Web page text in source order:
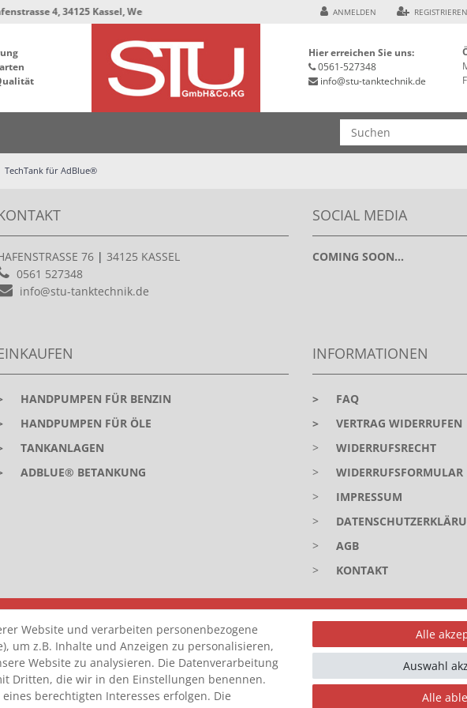
4, 34125 Kassel, Werkstatt und Lager bleiben in der Hafenstrasse 76, 34125 Kassel ***
ANMELDEN REGISTRIEREN
Hier erreichen Sie uns:
0561-527348
info@stu-tanktechnik.de
TechTank für AdBlue®
76 | 34125 KASSEL
0561 527348
info@stu-tanktechnik.de
SOCIAL MEDIA
COMING SOON...
HANDPUMPEN FÜR BENZIN
HANDPUMPEN FÜR ÖLE
TANKANLAGEN
ADBLUE® BETANKUNG
INFORMATIONEN
>
FAQ
>
VERTRAG WIDERRUFEN
>
WIDERRUFSRECHT
>
WIDERRUFSFORMULAR
>
IMPRESSUM
>
>
AGB
>
KONTAKT
Zahlungsarten
Website und verarbeiten personenbezogene
um z.B. Inhalte und Anzeigen zu personalisieren,
Website zu analysieren. Die Datenverarbeitung
Dritten, die wir in den Einstellungen benennen.
berechtigten Interesses erfolgen. Die
Alle
Alle
Auswahl